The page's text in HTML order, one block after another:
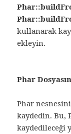
kullanarak
ekleyin.
Phar
Phar
kaydedin. Bu,
kaydedileceği